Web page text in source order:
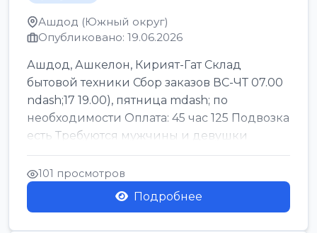
Ашдод (Южный округ)
Опубликовано: 19.06.2026
Ашдод, Ашкелон, Кирият-Гат Склад
бытовой техники Сбор заказов ВС-ЧТ 07.00
ndash;17 19.00), пятница mdash; по
необходимости Оплата: 45 час 125 Подвозка
есть Требуются мужчины и девушки
Только официальн...
101 просмотров
Подробнее